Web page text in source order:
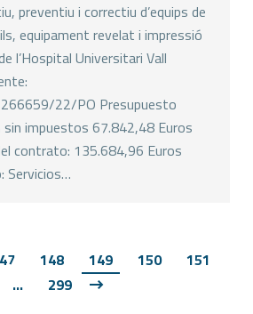
preventiu i correctiu d’equips de
equipament revelat i impressió
l’Hospital Universitari Vall
22/PO Presupuesto
sin impuestos 67.842,48 Euros
contrato: 135.684,96 Euros
Servicios…
148 149 150
151
…
299